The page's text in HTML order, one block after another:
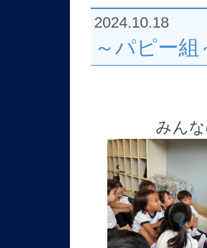
2024.10.18
～パピー組
みん